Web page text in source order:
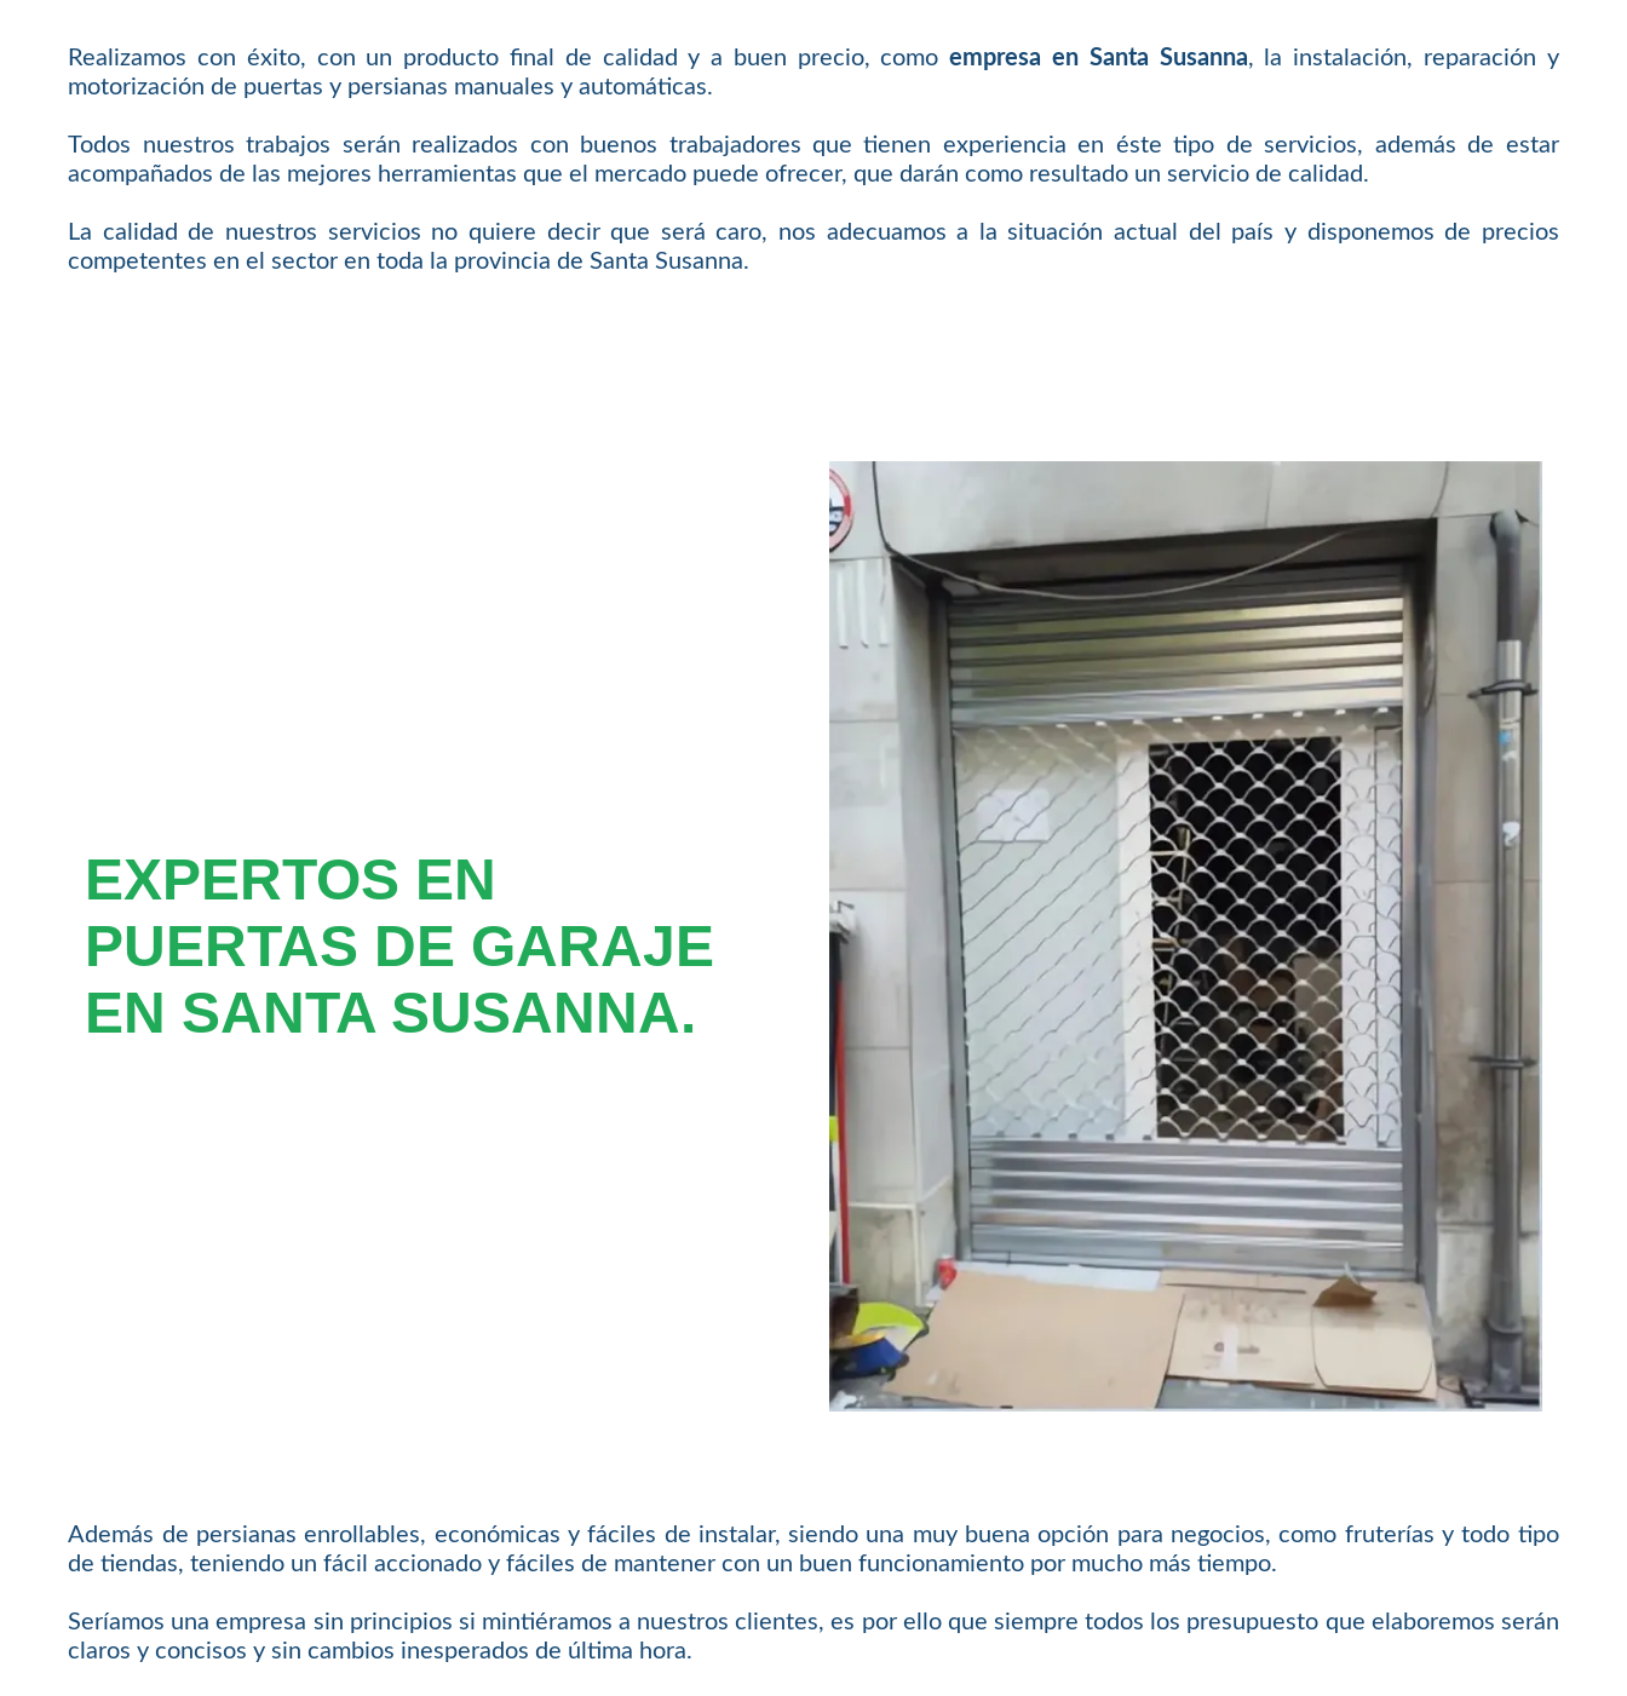
Realizamos con éxito, con un producto final de calidad y a buen precio, comoempresa en Santa Susanna, la instalación, reparación y
motorización de puertas y persianas manuales y automáticas.
Todos nuestros trabajos serán realizados con buenos trabajadores que tienen experiencia en éste tipo de servicios, además de estar
acompañados de las mejores herramientas que el mercado puede ofrecer, que darán como resultado un servicio de calidad.
La calidad de nuestros servicios no quiere decir que será caro, nos adecuamos a la situación actual del país y disponemos de precios
competentes en el sector en toda la provincia de Santa Susanna.
EXPERTOS EN
PUERTAS DE GARAJE
EN SANTA SUSANNA.
Además de persianas enrollables, económicas y fáciles de instalar, siendo una muy buena opción para negocios, como fruterías y todo tipo
de tiendas, teniendo un fácil accionado y fáciles de mantener con un buen funcionamiento por mucho más tiempo.
Seríamos una empresa sin principios si mintiéramos a nuestros clientes, es por ello que siempre todos los presupuesto que elaboremos serán
claros y concisos y sin cambios inesperados de última hora.